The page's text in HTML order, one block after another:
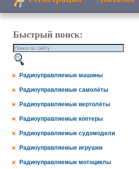
Быстрый поиск:
Радиоуправляемые машины
Радиоуправляемые самолёты
Радиоуправляемые вертолёты
Радиоуправляемые коптеры
Радиоуправляемые судомодели
Радиоуправляемые игрушки
Радиоуправляемые мотоциклы